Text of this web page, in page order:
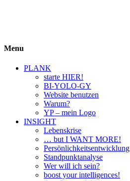
Menu
PLANK
starte HIER!
BI-YOLO-GY
Website benutzen
Warum?
YP – mein Logo
INSIGHT
Lebenskrise
… but I WANT MORE!
Persönlichkeitsentwicklung
Standpunktanalyse
Wer will ich sein?
boost your intelligences!